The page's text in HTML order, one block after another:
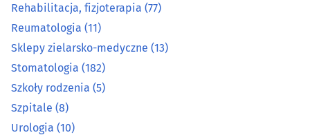
Medyczny i rehabilitacyjny sprzęt
Nefrologia(5)
Neurochirurgia(4)
Neurologia (21)
Rehabilitacja, fizjoterapia (77)
Reumatologia (11)
Sklepy zielarsko-medyczne (13)
Stomatologia (182)
Szkoły rodzenia (5)
Szpitale (8)
Urologia (10)